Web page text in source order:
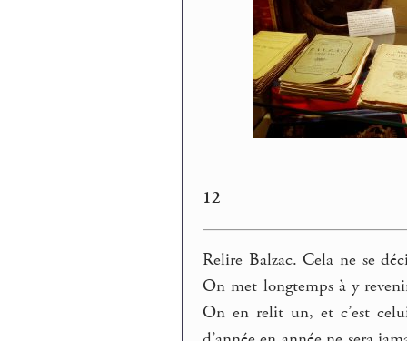
12
Relire Balzac. Cela ne se
On met longtemps à y
On en relit un, et c’est